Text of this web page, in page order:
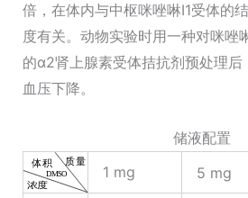
倍，在体内与中枢咪唑啉I1受体的
度有关。动物实验时用一种对咪唑
的α2肾上腺素受体拮抗剂预处理后
血压下降。
储液配置
1 mg
5 mg